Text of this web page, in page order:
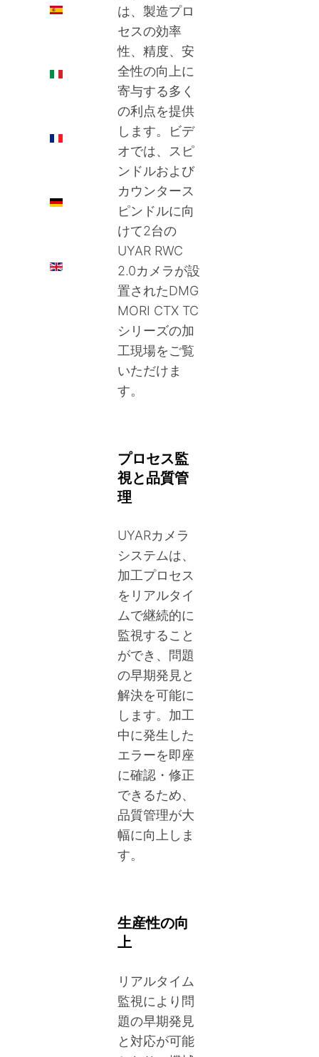
ES
IT
FR
DE
EN
は、製造プロ
セスの効率
性、精度、安
全性の向上に
寄与する多く
の利点を提供
します。ビデ
オでは、スピ
ンドルおよび
カウンタース
ピンドルに向
けて2台の
UYAR RWC
2.0カメラが設
置されたDMG
MORI CTX TC
シリーズの加
工現場をご覧
いただけま
す。
プロセス監
視と品質管
理
UYARカメラ
システムは、
加工プロセス
をリアルタイ
ムで継続的に
監視すること
ができ、問題
の早期発見と
解決を可能に
します。加工
中に発生した
エラーを即座
に確認・修正
できるため、
品質管理が大
幅に向上しま
す。
生産性の向
上
リアルタイム
監視により問
題の早期発見
と対応が可能